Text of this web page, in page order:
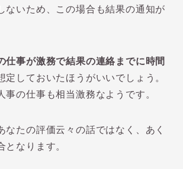
ないため、この場合も結果の通知が
仕事が激務で結果の連絡までに時間
定しておいたほうがいいでしょう。
事の仕事も相当激務なようです。
なたの評価云々の話ではなく、あく
となります。